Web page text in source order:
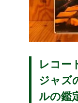
レコー
ジャズ
ルの鑑